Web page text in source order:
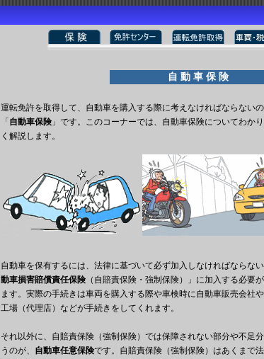
自 動 車 保 険
運転免許を取得して、自動車を購入する際に考えなければならないの
「 自動車保険 」です。このコーナーでは、自動車保険についてわか
く解説します。
自動車を保有するには、法律に基づいて必ず加入しなければならない
動車損害賠償責任保険 （自賠責保険・強制保険）」に加入する必要
ます。実際の手続きは車両を購入する際や車検時に自動車販売会社
工場（代理店）などが手続きをしてくれます。
それ以外に、自賠責保険（強制保険）では保障されない部分や不足
うのが、 自動車任意保険です。自賠責保険（強制保険）はあくまで